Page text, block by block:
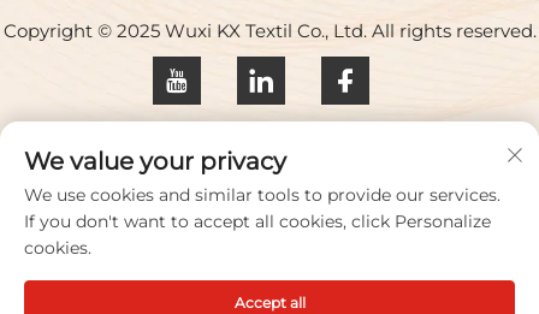
Copyright © 2025 Wuxi KX Textil Co., Ltd. All rights reserved.
Datenschutzrichtlinie
Kontaktieren Sie uns
Address: Gebäude 17, Huaqing Creative Park, Nr. 33
Zhihui Road, Stadt Wuxi, Provinz Jiangsu, China
We value your privacy
We use cookies and similar tools to provide our services.
If you don't want to accept all cookies, click Personalize
cookies.
Accept all